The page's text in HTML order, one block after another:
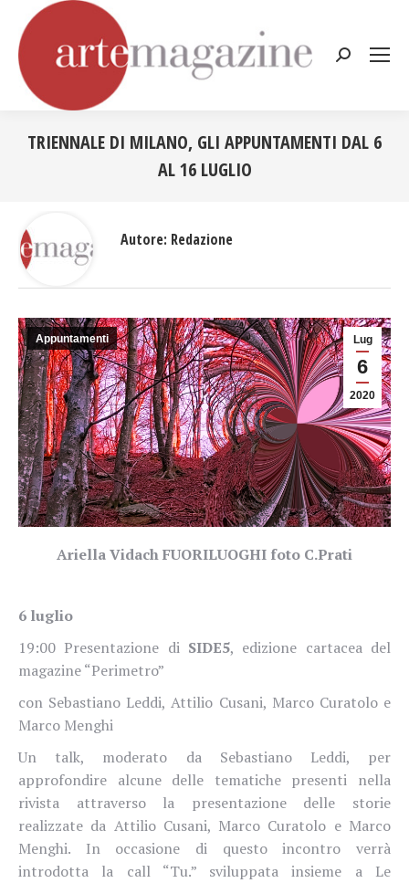
Cerca:
TRIENNALE DI MILANO, GLI APPUNTAMENTI DAL 6
AL 16 LUGLIO
Lug
6
2020
Appuntamenti
Ariella Vidach FUORILUOGHI foto C.Prati
6 luglio
19:00 Presentazione di SIDE5, edizione cartacea del
magazine “Perimetro”
con Sebastiano Leddi, Attilio Cusani, Marco Curatolo e
Marco Menghi
Un talk, moderato da Sebastiano Leddi, per
approfondire alcune delle tematiche presenti nella
rivista attraverso la presentazione delle storie
realizzate da Attilio Cusani, Marco Curatolo e Marco
Menghi. In occasione di questo incontro verrà
introdotta la call “Tu.” sviluppata insieme a Le
Autore: Redazione